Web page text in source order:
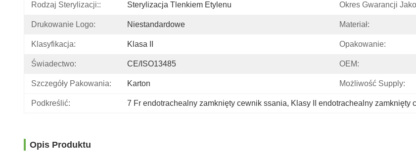
Rodzaj Sterylizacji:: Sterylizacja Tlenkiem Etylenu Okres Gwarancji
Drukowanie Logo: Niestandardowe Materiał:
Klasyfikacja: Klasa II Opakowanie:
Świadectwo: CE/ISO13485 OEM:
Szczegóły Pakowania: Karton Możliwość Supply:
Podkreślić: 7 Fr endotrachealny zamknięty cewnik ssania, Klasy II endotrachealny zamknięty
Opis Produktu